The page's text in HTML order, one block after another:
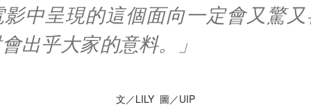
中呈現的這個面向一定會又驚
出乎大家的意料。」
文／LILY 圖／UIP